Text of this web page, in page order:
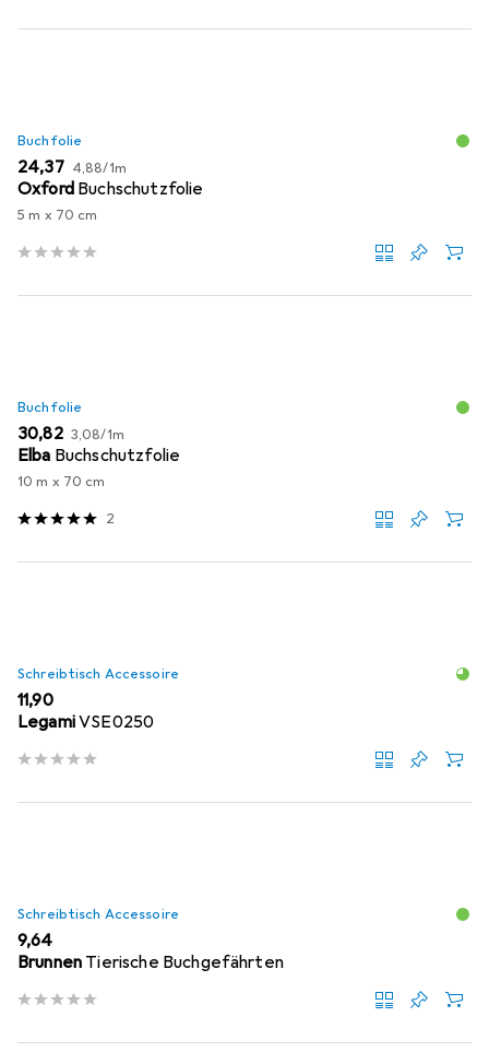
Buchfolie
EUR
24,37 EUR
4,88/1m
Oxford Buchschutzfolie
5 m x 70 cm
Buchfolie
EUR
30,82 EUR
3,08/1m
Elba Buchschutzfolie
10 m x 70 cm
2
Schreibtisch Accessoire
EUR
11,90
LegamiVSE0250
Schreibtisch Accessoire
EUR
9,64
Brunnen Tierische Buchgefährten